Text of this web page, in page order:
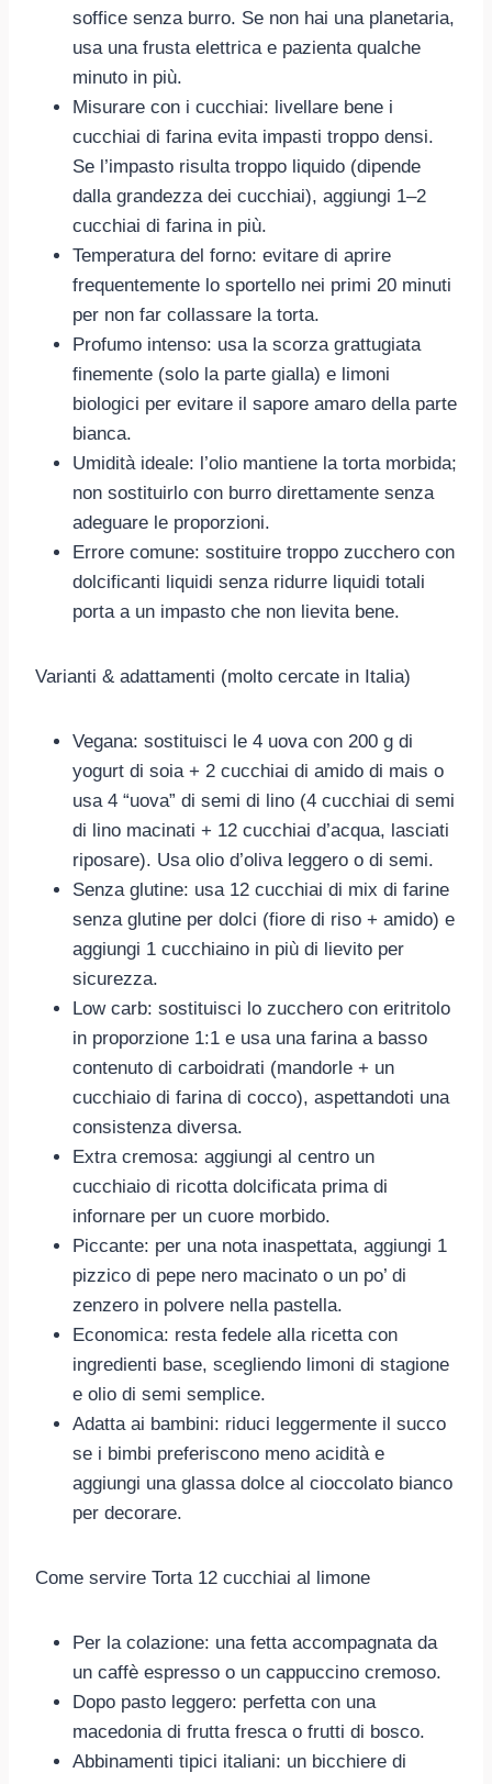
soffice senza burro. Se non hai una planetaria,
usa una frusta elettrica e pazienta qualche
minuto in più.
Misurare con i cucchiai: livellare bene i
cucchiai di farina evita impasti troppo densi.
Se l’impasto risulta troppo liquido (dipende
dalla grandezza dei cucchiai), aggiungi 1–2
cucchiai di farina in più.
Temperatura del forno: evitare di aprire
frequentemente lo sportello nei primi 20 minuti
per non far collassare la torta.
Profumo intenso: usa la scorza grattugiata
finemente (solo la parte gialla) e limoni
biologici per evitare il sapore amaro della parte
bianca.
Umidità ideale: l’olio mantiene la torta morbida;
non sostituirlo con burro direttamente senza
adeguare le proporzioni.
Errore comune: sostituire troppo zucchero con
dolcificanti liquidi senza ridurre liquidi totali
porta a un impasto che non lievita bene.
Varianti & adattamenti (molto cercate in Italia)
Vegana: sostituisci le 4 uova con 200 g di
yogurt di soia + 2 cucchiai di amido di mais o
usa 4 “uova” di semi di lino (4 cucchiai di semi
di lino macinati + 12 cucchiai d’acqua, lasciati
riposare). Usa olio d’oliva leggero o di semi.
Senza glutine: usa 12 cucchiai di mix di farine
senza glutine per dolci (fiore di riso + amido) e
aggiungi 1 cucchiaino in più di lievito per
sicurezza.
Low carb: sostituisci lo zucchero con eritritolo
in proporzione 1:1 e usa una farina a basso
contenuto di carboidrati (mandorle + un
cucchiaio di farina di cocco), aspettandoti una
consistenza diversa.
Extra cremosa: aggiungi al centro un
cucchiaio di ricotta dolcificata prima di
infornare per un cuore morbido.
Piccante: per una nota inaspettata, aggiungi 1
pizzico di pepe nero macinato o un po’ di
zenzero in polvere nella pastella.
Economica: resta fedele alla ricetta con
ingredienti base, scegliendo limoni di stagione
e olio di semi semplice.
Adatta ai bambini: riduci leggermente il succo
se i bimbi preferiscono meno acidità e
aggiungi una glassa dolce al cioccolato bianco
per decorare.
Come servire Torta 12 cucchiai al limone
Per la colazione: una fetta accompagnata da
un caffè espresso o un cappuccino cremoso.
Dopo pasto leggero: perfetta con una
macedonia di frutta fresca o frutti di bosco.
Abbinamenti tipici italiani: un bicchiere di